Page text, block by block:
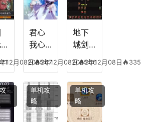
中后
附加
五雷
传奇
英雄
版哪
个组
合平
12月08日 367
君心
我心
宫攻
略，
君心
我心
剧情
2025年12月08日 356
地下
城剑
能加
点
图，
地下
城剑
2025年12月08日 335
单机攻
略
单机攻
略